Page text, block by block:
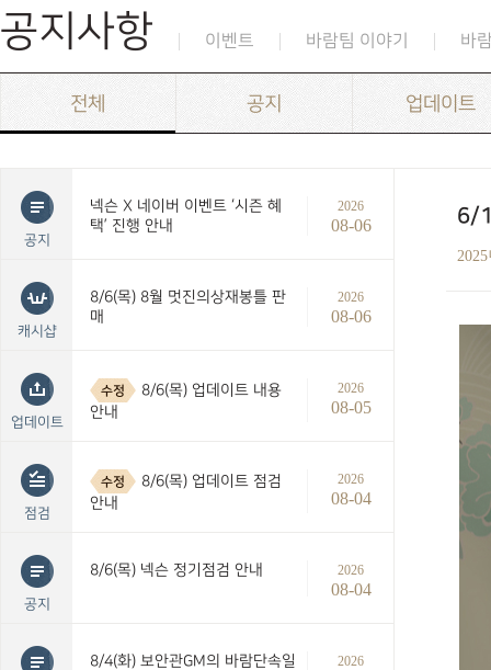
공지사항 이벤트 바람팀 이야기 바
전체 공지 업데이트
공지
넥슨 X 네이버 이벤트 ‘시즌 혜
택’ 진행 안내
2026
08-06
캐시샵
8/6(목) 8월 멋진의상재봉틀 판
매
2026
08-06
업데이트
수정
8/6(목) 업데이트 내용
안내
2026
08-05
점검
수정
8/6(목) 업데이트 점검
안내
2026
08-04
공지
8/6(목) 넥슨 정기점검 안내 2026
08-04
8/4(화) 보안관GM의 바람단속일
2026
6/